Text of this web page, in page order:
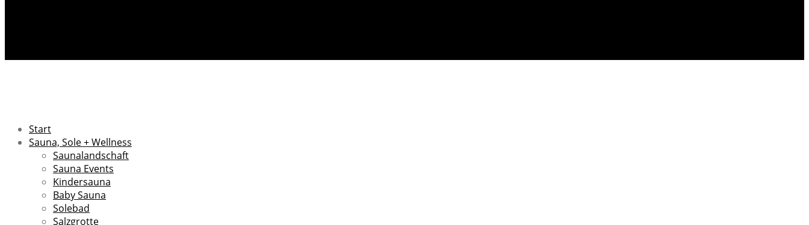
Start
Sauna, Sole + Wellness
Saunalandschaft
Sauna Events
Kindersauna
Baby Sauna
Solebad
Salzgrotte